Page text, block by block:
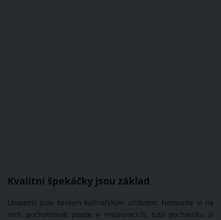
Kvalitní špekáčky jsou základ
Utopenci jsou českým kulinářským stříbrem. Nemusíte si na
nich pochutnávat pouze v restauracích, tuto pochoutku si